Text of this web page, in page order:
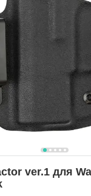
ver.1 для